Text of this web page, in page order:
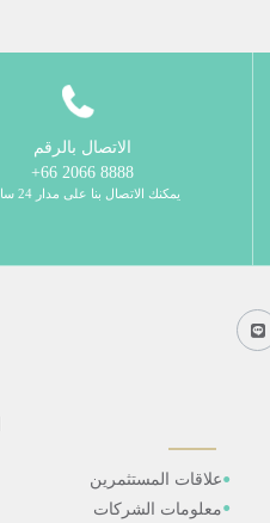
الاتصال بالرقم
8888 2066 66+
يمكنك الاتصال بنا على مدار 24 ساعة
علاقات المستثمرين
معلومات الشركات